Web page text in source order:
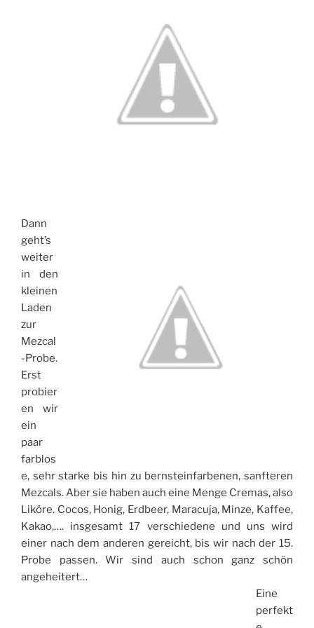
Dann
geht’s
weiter
in den
kleinen
Laden
zur
Mezcal
-Probe.
Erst
probier
en wir
ein
paar
farblos
e, sehr starke bis hin zu bernsteinfarbenen, sanfteren
Mezcals. Aber sie haben auch eine Menge Cremas, also
Liköre. Cocos, Honig, Erdbeer, Maracuja, Minze, Kaffee,
Kakao,…. insgesamt 17 verschiedene und uns wird
einer nach dem anderen gereicht, bis wir nach der 15.
Probe passen. Wir sind auch schon ganz schön
angeheitert…
Eine
perfekt